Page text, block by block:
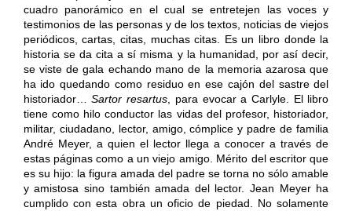
cuadro panorámico en el cual se entretejen las voces y
testimonios de las personas y de los textos, noticias de viejos
periódicos, cartas, citas, muchas citas. Es un libro donde la
historia se da cita a sí misma y la humanidad, por así decir,
se viste de gala echando mano de la memoria azarosa que
ha ido quedando como residuo en ese cajón del sastre del
historiador…Sartor resartus, para evocar a Carlyle. El libro
tiene como hilo conductor las vidas del profesor, historiador,
militar, ciudadano, lector, amigo, cómplice y padre de familia
André Meyer, a quien el lector llega a conocer a través de
estas páginas como a un viejo amigo. Mérito del escritor que
es su hijo: la figura amada del padre se torna no sólo amable
y amistosa sino también amada del lector. Jean Meyer ha
cumplido con esta obra un oficio de piedad. No solamente